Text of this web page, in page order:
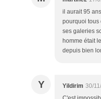
il aurait 95
pourquoi tous
ses galeries
homme était
depuis bien
Y Yildirim 30/